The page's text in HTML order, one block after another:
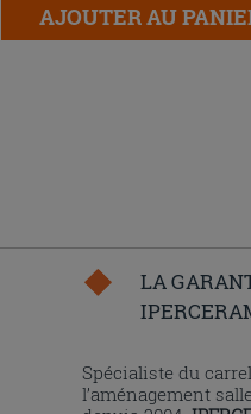
AJOUTER AU
LA
Spécialiste du
l’aménagement